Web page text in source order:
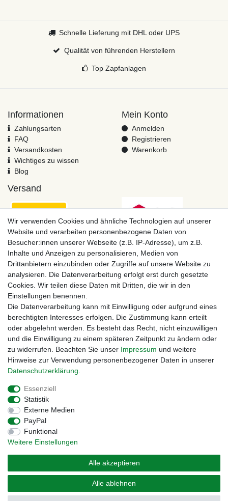
Schnelle Lieferung mit DHL oder UPS
Qualität von führenden Herstellern
Top Zapfanlagen
Informationen
Zahlungsarten
FAQ
Versandkosten
Wichtiges zu wissen
Blog
Mein Konto
Anmelden
Registrieren
Warenkorb
Versand
Zahlungsmöglichkeiten
Impressum
Widerrufs­recht
Wir verwenden Cookies und ähnliche Technologien auf unserer
Website und verarbeiten personenbezogene Daten von
Besucher:innen unserer Webseite (z.B. IP-Adresse), um z.B.
Inhalte und Anzeigen zu personalisieren, Medien von
Drittanbietern einzubinden oder Zugriffe auf unsere Website zu
analysieren. Die Datenverarbeitung erfolgt erst durch gesetzte
Cookies. Wir teilen diese Daten mit Dritten, die wir in den
Einstellungen benennen.
Die Datenverarbeitung kann mit Einwilligung oder aufgrund eines
berechtigten Interesses erfolgen. Die Zustimmung kann erteilt
oder abgelehnt werden. Es besteht das Recht, nicht einzuwilligen
und die Einwilligung zu einem späteren Zeitpunkt zu ändern oder
zu widerrufen. Beachten Sie unser Impressum und weitere
Hinweise zur Verwendung personenbezogener Daten in unserer
Daten­schutz­erklärung
Essenziell
Statistik
Externe Medien
PayPal
Funktional
Weitere Einstellungen
Alle akzeptieren
Alle ablehnen